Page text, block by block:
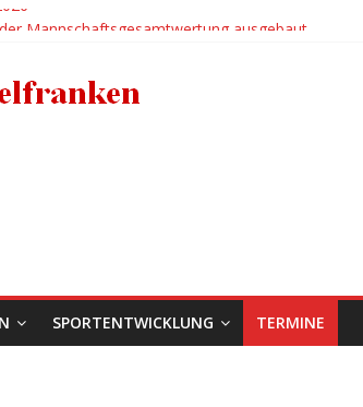
EM-Bronze in der Hitzeschlacht von Sarrians
SPORTENTWICKLUNG TERMINE